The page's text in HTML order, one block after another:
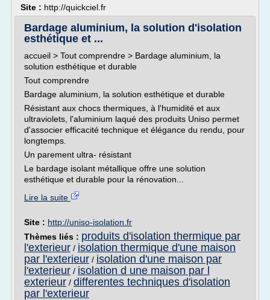
Site : http://quickciel.fr
Bardage aluminium, la solution d'isolation
esthétique et ...
accueil > Tout comprendre > Bardage aluminium, la
solution esthétique et durable
Tout comprendre
Bardage aluminium, la solution esthétique et durable
Résistant aux chocs thermiques, à l'humidité et aux
ultraviolets, l'aluminium laqué des produits Uniso permet
d'associer efficacité technique et élégance du rendu, pour
longtemps.
Un parement ultra- résistant
Le bardage isolant métallique offre une solution
esthétique et durable pour la rénovation...
Lire la suite
Site : http://uniso-isolation.fr
Thèmes liés : produits d'isolation thermique par
l'exterieur / isolation thermique d'une maison
par l'exterieur / isolation d'une maison par
l'exterieur / isolation d une maison par l
exterieur / differentes techniques d'isolation
par l'exterieur